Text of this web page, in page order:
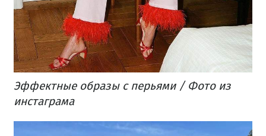
Эффектные образы с перьями / Фото из
инстаграма